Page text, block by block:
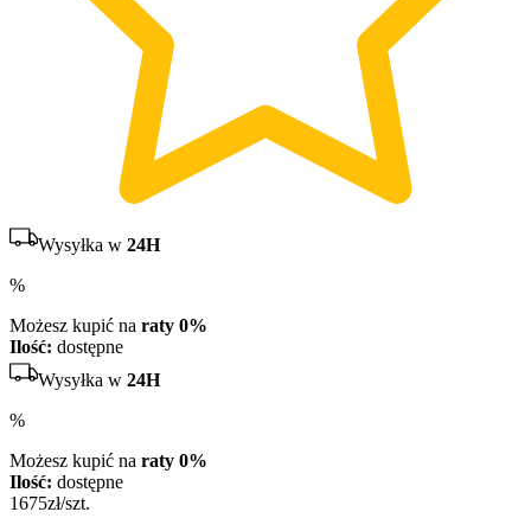
Wysyłka w 24H
%
Możesz kupić na raty 0%
Ilość: dostępne
Wysyłka w 24H
%
Możesz kupić na raty 0%
Ilość: dostępne
1675zł/szt.